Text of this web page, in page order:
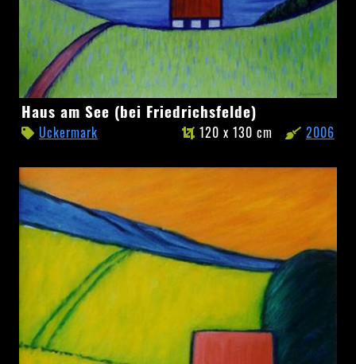
Haus
am
See
(bei
Friedrichsfelde)
Haus am See (bei Friedrichsfelde)
Uckermark 2006
120 x 130 cm